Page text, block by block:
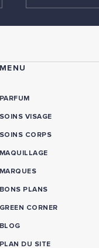
MENU
PARFUM
SOINS VISAGE
SOINS CORPS
MAQUILLAGE
MARQUES
BONS PLANS
GREEN CORNER
BLOG
PLAN DU SITE